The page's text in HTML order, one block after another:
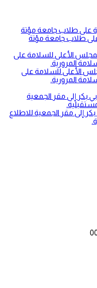
طلاب جامعة مؤتة
الأعلى للسلامة على
المرورية.
إلى مقر الجمعية للاطلاع